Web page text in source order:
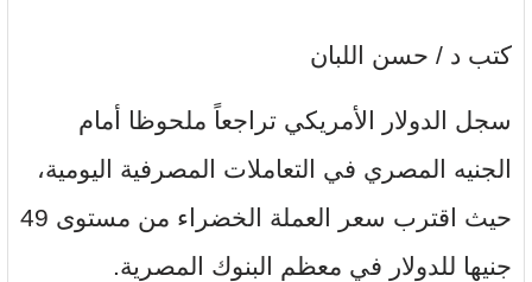
كتب د / حسن اللبان
سجل الدولار الأمريكي تراجعاً ملحوظا أمام
الجنيه المصري في التعاملات المصرفية اليومية،
حيث اقترب سعر العملة الخضراء من مستوى 49
جنيها للدولار في معظم البنوك المصرية.